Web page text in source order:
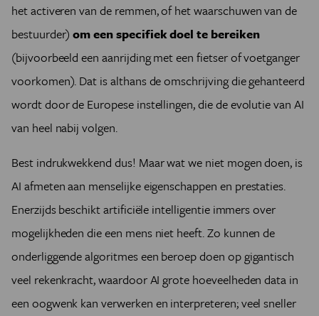
het activeren van de remmen, of het waarschuwen van de
bestuurder)om een specifiek doel te bereiken
(bijvoorbeeld een aanrijding met een fietser of voetganger
voorkomen). Dat is althans de omschrijving die gehanteerd
wordt door de Europese instellingen, die de evolutie van AI
van heel nabij volgen.
Best indrukwekkend dus! Maar wat we niet mogen doen, is
AI afmeten aan menselijke eigenschappen en prestaties.
Enerzijds beschikt artificiële intelligentie immers over
mogelijkheden die een mens niet heeft. Zo kunnen de
onderliggende algoritmes een beroep doen op gigantisch
veel rekenkracht, waardoor AI grote hoeveelheden data in
een oogwenk kan verwerken en interpreteren; veel sneller